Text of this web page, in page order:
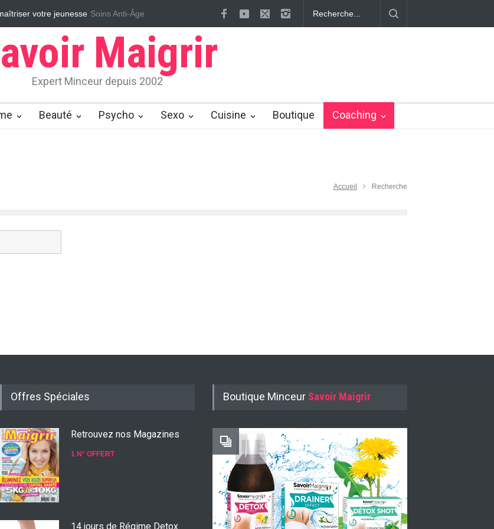
votre jeunesse Vrai/Faux sur le cellulite Massages ayurvédiques pour éliminer la cellulite Effaçons définitivement la
Soins Anti-Âge
Maigrir
Expert Minceur depuis 2002
Beauté Psycho Sexo Cuisine Boutique Coaching
Accueil Recherche
Offres Spéciales
Retrouvez nos Magazines
1 N° OFFERT
14 jours de Régime Detox
Boutique Minceur Savoir Maigrir